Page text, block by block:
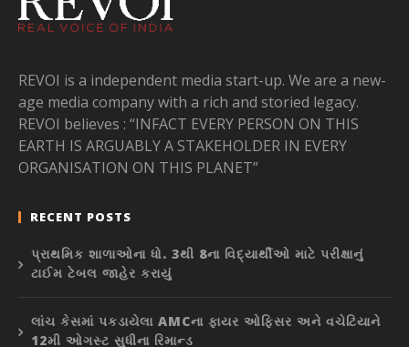
REVOI is a independent media start-up. We are a new-
age media company with a rich and storied legacy.
REVOI believes : “INFACT EVERY PERSON ON THIS
EARTH IS ARGUABLY A STAKEHOLDER IN EVERY
ORGANISATION ON THIS PLANET”
RECENT POSTS
પ્રાથમિક શાળાઓના ધો. 3થી 8ના વિદ્યાર્થીઓ માટે પરીક્ષાનું
ટાઈમ ટેબલ જાહેર કરાયું
લાંચ કેસમાં પકડાયેલા AMCના ફાયર ઓફિસર અને વચેટિયાને
12મી ઓગસ્ટ સુધીના રિમાન્ડ